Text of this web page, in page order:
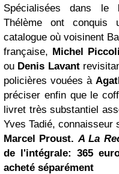
Spécialisées dans le
Thélème ont conquis
catalogue où voisinent
française, Michel Piccoli
ou Denis Lavant
policières vouées à
préciser enfin que le
livret très substantiel
Yves Tadié, connaisseur
Marcel Proust.A La
de l'intégrale: 365
acheté séparément